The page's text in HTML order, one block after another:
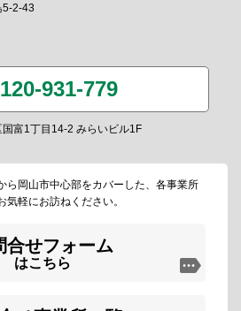
5-2-43
931-779
富1丁目14-2 みらいビル1F
ら岡山市中心部をカバーした、各事業所
軽にお訪ねください。
合せフォーム
はこちら